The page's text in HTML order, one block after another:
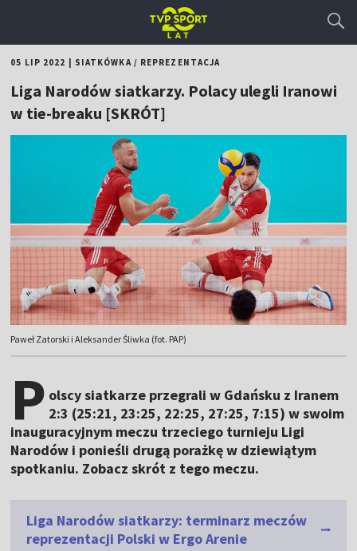
05 LIP 2022 SIATKÓWKA/ REPREZENTACJA
Liga Narodów siatkarzy. Polacy ulegli Iranowi
w tie-breaku [SKRÓT]
Paweł Zatorski i Aleksander Śliwka (fot. PAP)
P olscy siatkarze przegrali w Gdańsku z Iranem
2:3 (25:21, 23:25, 22:25, 27:25, 7:15) w swoim
inauguracyjnym meczu trzeciego turnieju Ligi
Narodów i ponieśli drugą porażkę w dziewiątym
spotkaniu. Zobacz skrót z tego meczu.
Liga Narodów siatkarzy: terminarz meczów
reprezentacji Polski w Ergo Arenie